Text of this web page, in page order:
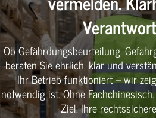
Ob Gefährdungsbeurteilung,
beraten Sie ehrlich, klar und
Ihr Betrieb funktioniert – wir
notwendig ist. Ohne
Ziel: Ihre